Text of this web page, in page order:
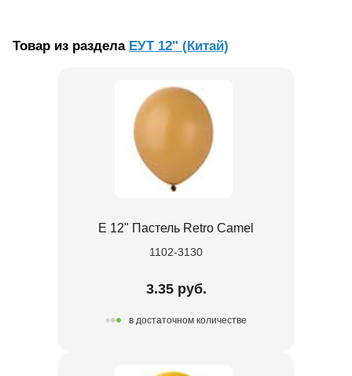
Товар из раздела ЕУТ 12" (Китай)
Е 12" Пастель Retro Camel
1102-3130
3.35 руб.
в достаточном количестве